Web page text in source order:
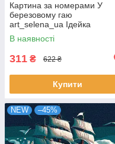
Картина за номерами У
березовому гаю
art_selena_ua Ідейка
(KHO6341)
В наявності
311 ₴ 622 ₴
Купити
NEW –45%